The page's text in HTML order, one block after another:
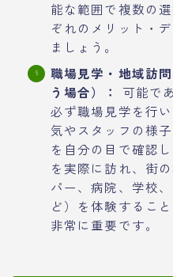
能な範囲で複数の
ぞれのメリット・
ましょう。
職場見学・地域訪
う場合）：
可能で
必ず職場見学を行
気やスタッフの様
を自分の目で確認
を実際に訪れ、街
パー、病院、学校
ど）を体験するこ
非常に重要です。